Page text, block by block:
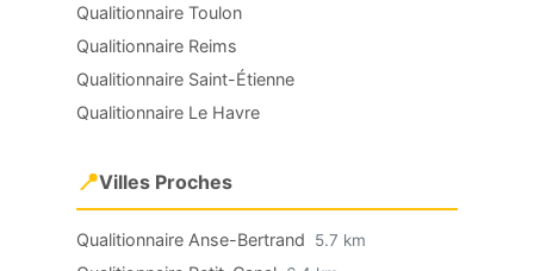
Qualitionnaire Toulon
Qualitionnaire Reims
Qualitionnaire Saint-Étienne
Qualitionnaire Le Havre
📍Villes Proches
Qualitionnaire Anse-Bertrand 5.7 km